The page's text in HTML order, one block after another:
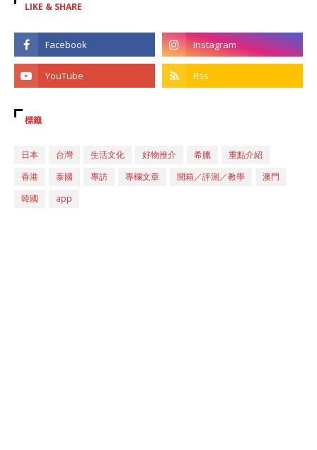
LIKE & SHARE
標籤
日本 台灣 生活文化 好物推介 希臘
重點介紹
香港
泰國 專訪 專欄文章 開箱／評測／教學
澳門
韓國
app